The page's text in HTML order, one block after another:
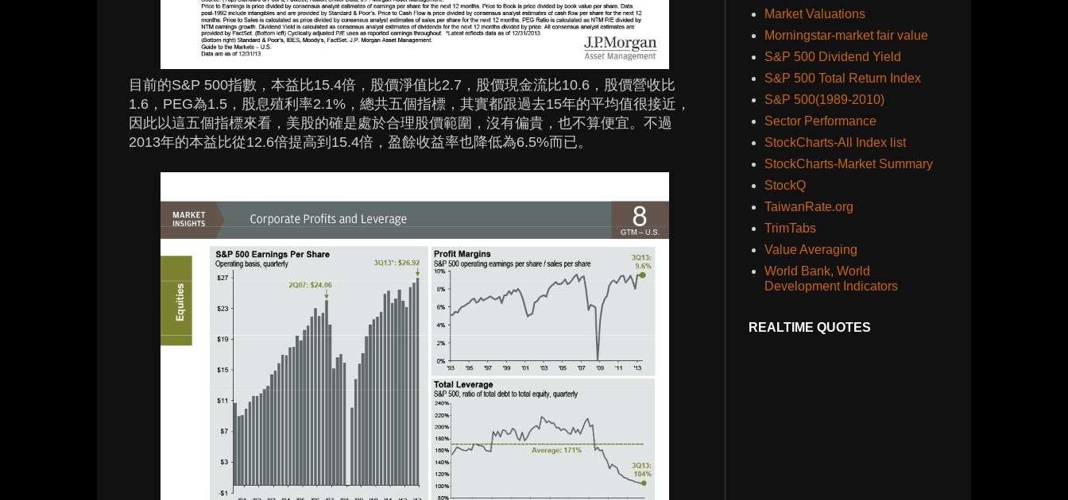
目前的S&P 500指數，本益比15.4倍，股價淨值比2.7，股價現金流比10.6，股價營收比
1.6，PEG為1.5，股息殖利率2.1%，總共五個指標，其實都跟過去15年的平均值很接近，
因此以這五個指標來看，美股的確是處於合理股價範圍，沒有偏貴，也不算便宜。不過
2013年的本益比從12.6倍提高到15.4倍，盈餘收益率也降低為6.5%而已。
Market Valuations
Morningstar-market fair value
S&P 500 Dividend Yield
S&P 500 Total Return Index
S&P 500(1989-2010)
Sector Performance
StockCharts-All Index list
StockCharts-Market Summary
StockQ
TaiwanRate.org
TrimTabs
Value Averaging
World Bank, World
Development Indicators
REALTIME QUOTES